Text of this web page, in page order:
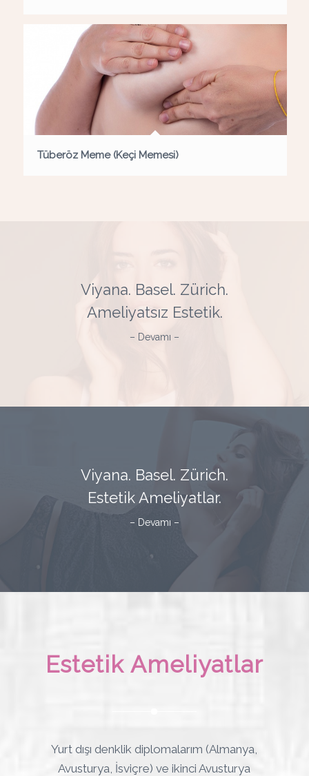
Tüberöz Meme (Keçi Memesi)
Viyana. Basel. Zürich.
Ameliyatsız Estetik.
– Devamı –
Viyana. Basel. Zürich.
Estetik Ameliyatlar.
– Devamı –
Estetik Ameliyatlar
Yurt dışı denklik diplomalarım (Almanya,
Avusturya, İsviçre) ve ikinci Avusturya